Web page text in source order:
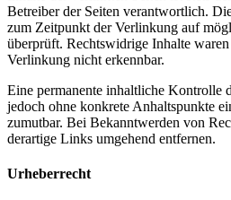
Betreiber der Seiten verantwortlich.
zum Zeitpunkt der Verlinkung auf
überprüft. Rechtswidrige Inhalte
Verlinkung nicht erkennbar.
Eine permanente inhaltliche Kontrolle
jedoch ohne konkrete Anhaltspunkte
zumutbar. Bei Bekanntwerden von
derartige Links umgehend entfernen.
Urheberrecht